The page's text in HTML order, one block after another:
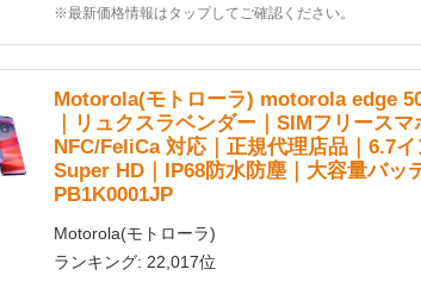
※最新価格情報はタップしてご確認ください。
Motorola(モトローラ) motorola edge
｜リュクスラベンダー｜SIMフリースマ
NFC/FeliCa 対応｜正規代理店品｜6.7イ
Super HD｜IP68防水防塵｜大容量バッ
PB1K0001JP
Motorola(モトローラ)
ランキング: 22,017位